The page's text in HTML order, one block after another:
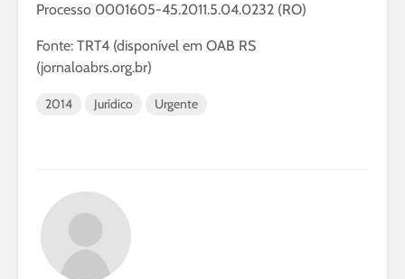
Processo 0001605-45.2011.5.04.0232 (RO)
Fonte: TRT4 (disponível em OAB RS
(jornaloabrs.org.br)
2014 Jurídico Urgente